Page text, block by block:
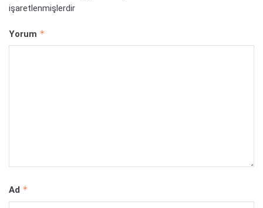
işaretlenmişlerdir
Yorum *
Ad *